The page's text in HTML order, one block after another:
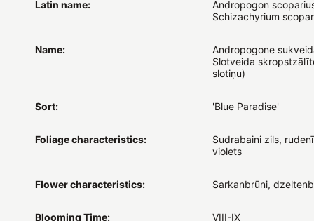
Latin name:
Andropogon
Schizachyrium
Name:
Andropogone
Slotveida
slotiņu)
Sort: 'Blue Paradise'
Foliage characteristics:
Sudrabaini zils,
violets
Flower characteristics: Sarkanbrūni,
Blooming Time: VIII-IX